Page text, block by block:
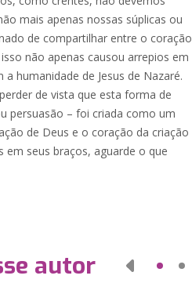
mais apenas nossas súplicas ou
de compartilhar entre o coração
não apenas causou arrepios em
humanidade de Jesus de Nazaré.
de vista que esta forma de
persuasão – foi criada como um
de Deus e o coração da criação
em seus braços, aguarde o que
autor